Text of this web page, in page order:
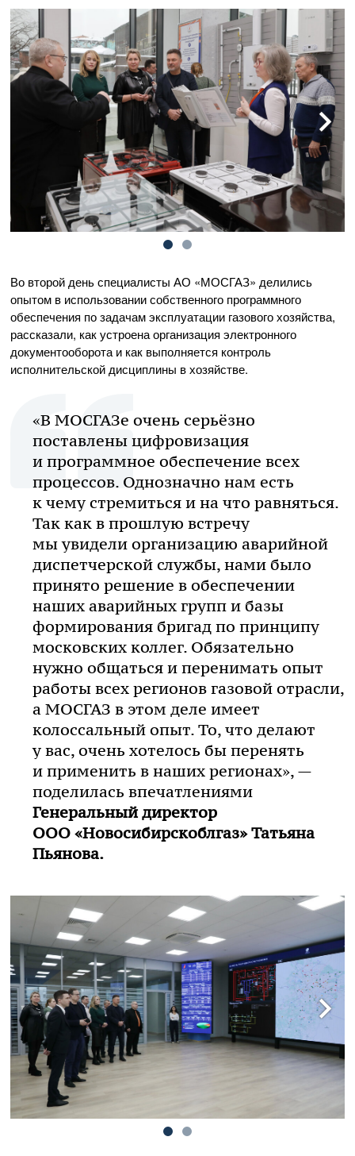
Во второй день специалисты АО «МОСГАЗ» делились
опытом в использовании собственного программного
обеспечения по задачам эксплуатации газового хозяйства,
рассказали, как устроена организация электронного
документооборота и как выполняется контроль
исполнительской дисциплины в хозяйстве.
«В МОСГАЗе очень серьёзно
поставлены цифровизация
и программное обеспечение всех
процессов. Однозначно нам есть
к чему стремиться и на что равняться.
Так как в прошлую встречу
мы увидели организацию аварийной
диспетчерской службы, нами было
принято решение в обеспечении
наших аварийных групп и базы
формирования бригад по принципу
московских коллег. Обязательно
нужно общаться и перенимать опыт
работы всех регионов газовой отрасли,
а МОСГАЗ в этом деле имеет
колоссальный опыт. То, что делают
у вас, очень хотелось бы перенять
и применить в наших регионах», —
поделилась впечатлениями
Генеральный директор
ООО «Новосибирскоблгаз»Татьяна
Пьянова.